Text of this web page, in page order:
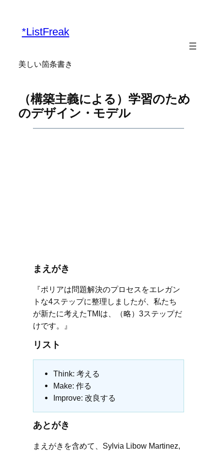
*ListFreak
美しい箇条書き
（構築主義による）学習のため
のデザイン・モデル
まえがき
『ポリアは問題解決のプロセスをエレガン
トな4ステップに整理しましたが、私たち
が新たに考えたTMIは、（略）3ステップだ
けです。』
リスト
Think: 考える
Make: 作る
Improve: 改良する
あとがき
まえがきを含めて、Sylvia Libow Martinez,